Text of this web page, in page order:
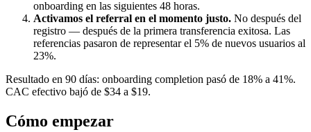
onboarding en las siguientes 48 horas.
Activamos el referral en el momento justo. No después del
registro — después de la primera transferencia exitosa. Las
referencias pasaron de representar el 5% de nuevos usuarios al
23%.
Resultado en 90 días: onboarding completion pasó de 18% a 41%.
CAC efectivo bajó de $34 a $19.
Cómo empezar